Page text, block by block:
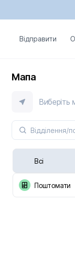
Відправити
Мапа
Виберіть
Всі
Поштомати